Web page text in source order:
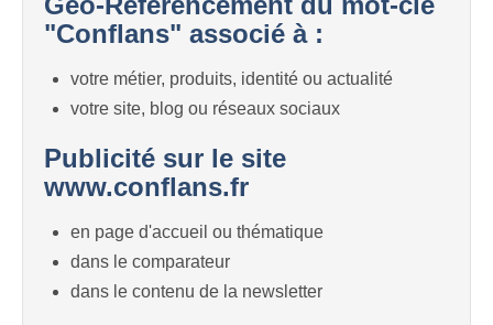
"Conflans" associé à :
votre métier, produits, identité ou actualité
votre site, blog ou réseaux sociaux
Publicité sur le site
www.conflans.fr
en page d'accueil ou thématique
dans le comparateur
dans le contenu de la newsletter